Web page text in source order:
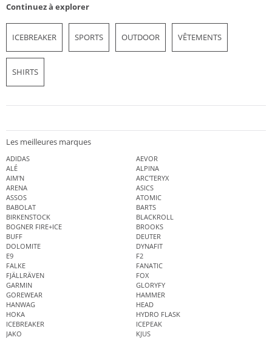
Continuez à explorer
ICEBREAKER SPORTS OUTDOOR VÊTEMENTS
SHIRTS
Les meilleures marques
ADIDAS
AEVOR
ALÉ
ALPINA
AIM'N
ARC'TERYX
ARENA
ASICS
ASSOS
ATOMIC
BABOLAT
BARTS
BIRKENSTOCK
BLACKROLL
BOGNER FIRE+ICE
BROOKS
BUFF
DEUTER
DOLOMITE
DYNAFIT
E9
F2
FALKE
FANATIC
FJÄLLRÄVEN
FOX
GARMIN
GLORYFY
GOREWEAR
HAMMER
HANWAG
HEAD
HOKA
HYDRO FLASK
ICEBREAKER
ICEPEAK
JAKO
KJUS